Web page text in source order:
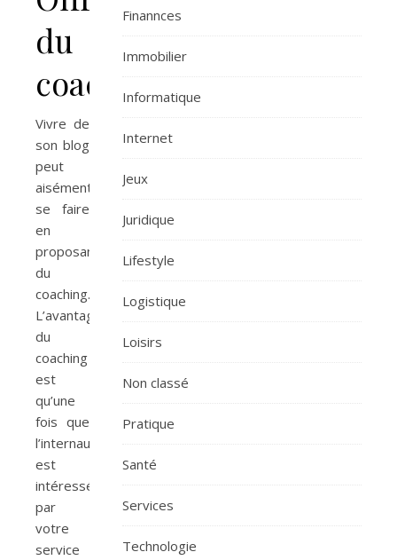
du
coaching
Vivre de
son blog
peut
aisément
se faire
en
proposant
du
coaching.
L’avantage
du
coaching
est
qu’une
fois que
l’internaute
est
intéressé
par
votre
service
Finannces
Immobilier
Informatique
Internet
Jeux
Juridique
Lifestyle
Logistique
Loisirs
Non classé
Pratique
Santé
Services
Technologie